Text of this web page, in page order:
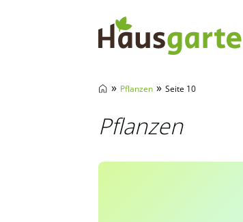
» Pflanzen » Seite 10
Pflanzen